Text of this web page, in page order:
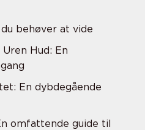
behøver at vide
Hud: En
En dybdegående
omfattende guide til